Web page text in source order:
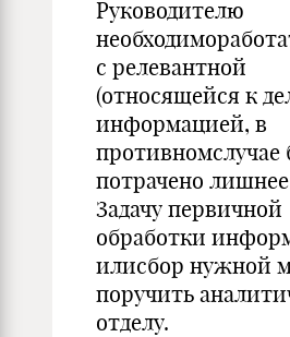
Руководителю
с релевантной
(относящейся к
информацией, в
противномслучае
потрачено
Задачу первичной
обработки
илисбор нужной
поручить
отделу.